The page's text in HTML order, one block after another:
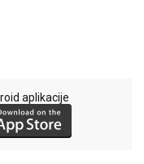
aplikacije